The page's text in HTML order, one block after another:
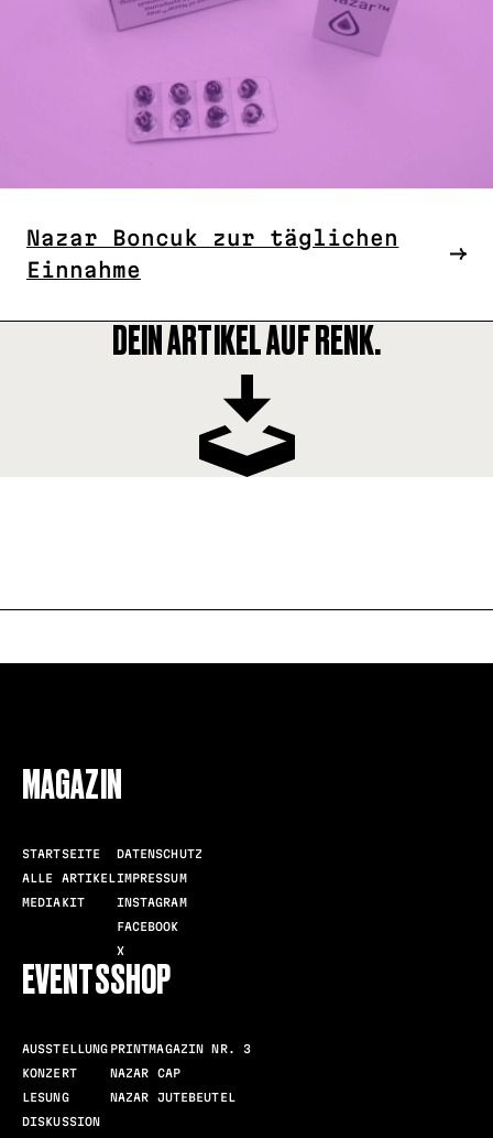
Nazar Boncuk zur täglichen
Einnahme
DEIN ARTIKEL AUF RENK.
MAGAZIN
STARTSEITE
ALLE ARTIKEL
MEDIAKIT
DATENSCHUTZ
IMPRESSUM
INSTAGRAM
FACEBOOK
X
EVENTS
AUSSTELLUNG
KONZERT
LESUNG
DISKUSSION
SHOP
PRINTMAGAZIN NR. 3
NAZAR CAP
NAZAR JUTEBEUTEL